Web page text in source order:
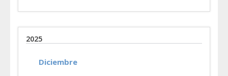
2025
Diciembre